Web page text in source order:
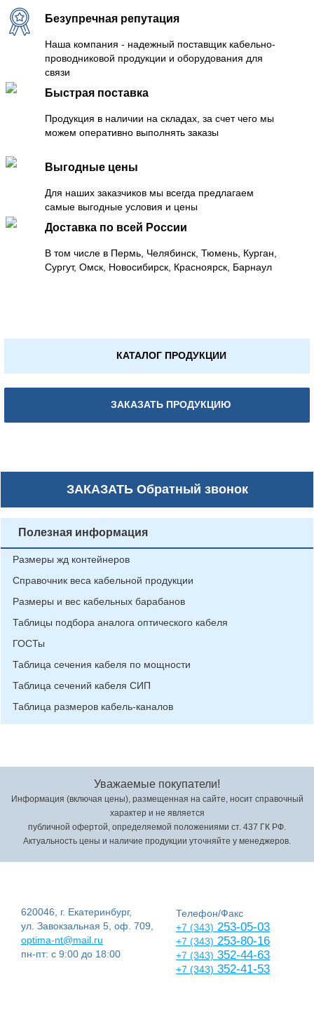
Безупречная репутация
Наша компания - надежный поставщик кабельно-
проводниковой продукции и оборудования для
связи
Быстрая поставка
Продукция в наличии на складах, за счет чего мы
можем оперативно выполнять заказы
Выгодные цены
Для наших заказчиков мы всегда предлагаем
самые выгодные условия и цены
Доставка по всей России
В том числе в Пермь, Челябинск, Тюмень, Курган,
Сургут, Омск, Новосибирск, Красноярск, Барнаул
КАТАЛОГ ПРОДУКЦИИ
ЗАКАЗАТЬ ПРОДУКЦИЮ
ЗАКАЗАТЬОбратный звонок
Полезная информация
Размеры жд контейнеров
Справочник веса кабельной продукции
Размеры и вес кабельных барабанов
Таблицы подбора аналога оптического кабеля
ГОСТы
Таблица сечения кабеля по мощности
Таблица сечений кабеля СИП
Таблица размеров кабель-каналов
Уважаемые покупатели!
Информация (включая цены), размещенная на сайте, носит справочный
характер и не является
публичной офертой, определяемой положениями ст. 437 ГК РФ.
Актуальность цены и наличие продукции уточняйте у менеджеров.
620046, г. Екатеринбург,
ул. Завокзальная 5, оф. 709,
optima-nt@mail.ru
пн-пт: с 9:00 до 18:00
Телефон/Факс
+7 (343) 253-05-03
+7 (343) 253-80-16
+7 (343) 352-44-63
+7 (343) 352-41-53